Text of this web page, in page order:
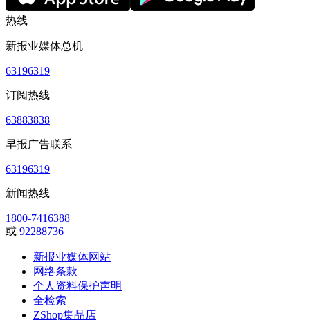
热线
新报业媒体总机
63196319
订阅热线
63883838
早报广告联系
63196319
新闻热线
1800-7416388
或 92288736
新报业媒体网站
网络条款
个人资料保护声明
全检索
ZShop集品店